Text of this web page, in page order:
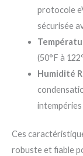
protocole
sécurisée
(50°F à
Humidité
intempéries
Ces
robuste et fiable